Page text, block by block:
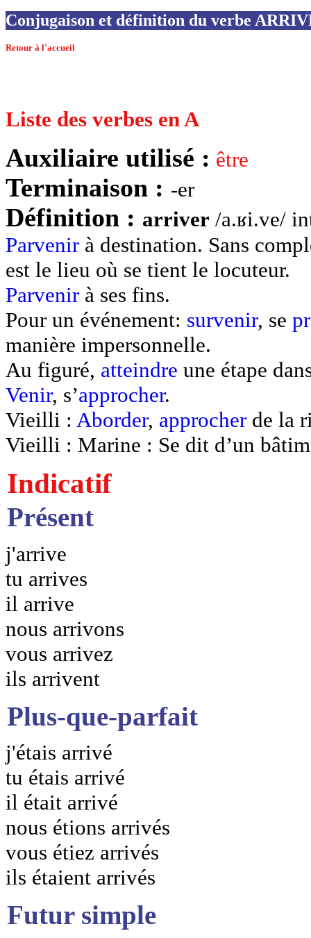
Conjugaison et définition du verbe
Retour à l'accueil
Liste des verbes en A
Auxiliaire utilisé : être
Terminaison : -er
Définition : arriver /a.ʁi.ve/
Parvenir à destination. Sans
est le lieu où se tient le locuteur.
Parvenir à ses fins.
Pour un événement: survenir, se
manière impersonnelle.
Au figuré, atteindre une étape
Venir, s’approcher.
Vieilli : Aborder, approcher de la
Vieilli : Marine : Se dit d’un
Indicatif
Présent
j'arrive
tu arrives
il arrive
nous arrivons
vous arrivez
ils arrivent
Plus-que-parfait
j'étais arrivé
tu étais arrivé
il était arrivé
nous étions arrivés
vous étiez arrivés
ils étaient arrivés
Futur simple